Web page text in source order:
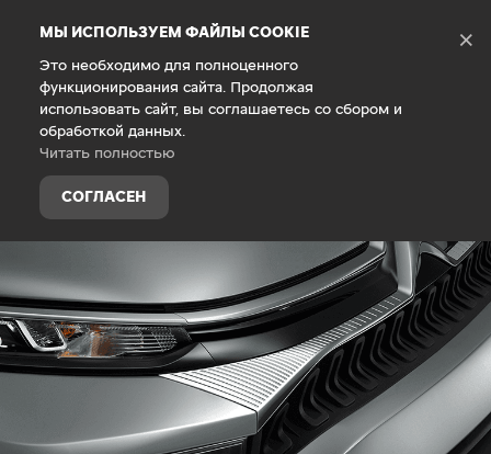
МЫ ИСПОЛЬЗУЕМ ФАЙЛЫ COOKIE
Это необходимо для полноценного
функционирования сайта. Продолжая
использовать сайт, вы соглашаетесь со сбором и
обработкой данных.
Читать полностью
СОГЛАСЕН
×
Главная Гарантия Условия гарантии